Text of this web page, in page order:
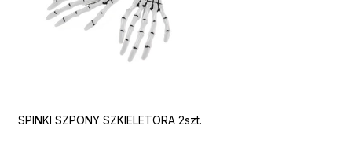
SPINKI SZPONY SZKIELETORA 2szt.